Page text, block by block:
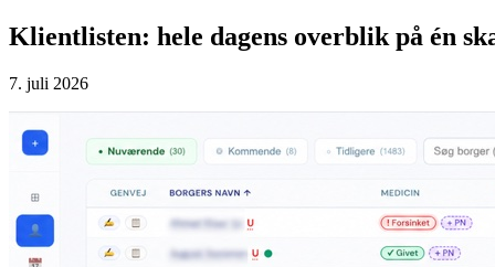
Klientlisten: hele dagens overblik på én
7. juli 2026